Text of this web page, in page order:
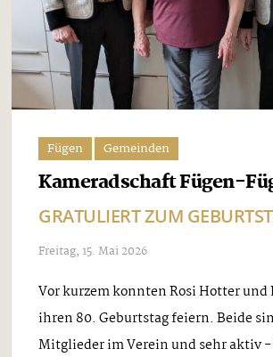
Fügen Gemeinden
Kameradschaft Fügen-
GRATULIERT ZUM
Freitag, 15. Mai 2026
Vor kurzem konnten Rosi Hotter und
ihren 80. Geburtstag feiern. Beide
Mitglieder im Verein und sehr aktiv -